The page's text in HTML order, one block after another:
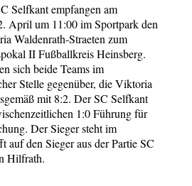
Selfkant empfangen am
April um 11:00 im Sportpark den
Waldenrath-Straeten zum
II Fußballkreis Heinsberg.
sich beide Teams im
Stelle gegenüber, die Viktoria
mit 8:2. Der SC Selfkant
1:0 Führung für
Der Sieger steht im
den Sieger aus der Partie SC
Hilfrath.